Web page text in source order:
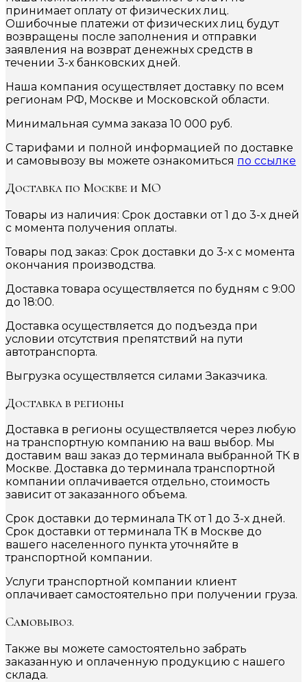
принимает оплату от физических лиц.
Ошибочные платежи от физических лиц будут
возвращены после заполнения и отправки
заявления на возврат денежных средств в
течении 3-х банковских дней.
Наша компания осуществляет доставку по всем
регионам РФ, Москве и Московской области.
Минимальная сумма заказа 10 000 руб.
С тарифами и полной информацией по доставке
и самовывозу вы можете ознакомиться по ссылке
Доставка по Москве и МО
Товары из наличия: Срок доставки от 1 до 3-х дней
с момента получения оплаты.
Товары под заказ: Срок доставки до 3-х с момента
окончания производства.
Доставка товара осуществляется по будням с 9:00
до 18:00.
Доставка осуществляется до подъезда при
условии отсутствия препятствий на пути
автотранспорта.
Выгрузка осуществляется силами Заказчика.
Доставка в регионы
Доставка в регионы осуществляется через любую
на транспортную компанию на ваш выбор. Мы
доставим ваш заказ до терминала выбранной ТК в
Москве. Доставка до терминала транспортной
компании оплачивается отдельно, стоимость
зависит от заказанного объема.
Срок доставки до терминала ТК от 1 до 3-х дней.
Срок доставки от терминала ТК в Москве до
вашего населенного пункта уточняйте в
транспортной компании.
Услуги транспортной компании клиент
оплачивает самостоятельно при получении груза.
Самовывоз.
Также вы можете самостоятельно забрать
заказанную и оплаченную продукцию с нашего
склада.